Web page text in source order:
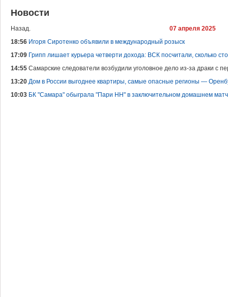
Новости
Назад.
07 апреля 2025
18:56 Игоря Сиротенко объявили в международный розыск
17:09 Грипп лишает курьера четверти дохода: ВСК посчитали, сколько
14:55 Самарские следователи возбудили уголовное дело из-за драки с
13:20 Дом в России выгоднее квартиры, самые опасные регионы —
10:03 БК "Самара" обыграла "Пари НН" в заключительном домашнем